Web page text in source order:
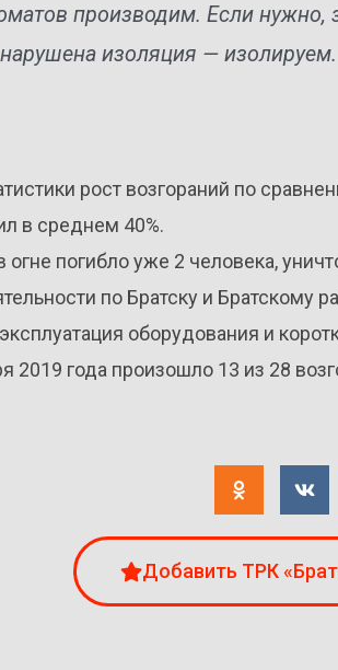
производим. Если
изоляция — изолируем.
рост возгораний по
в среднем 40%.
огне погибло уже 2 человека,
по Братску и Братскому
оборудования и
2019 года произошло 13 из 28
Добавить ТРК